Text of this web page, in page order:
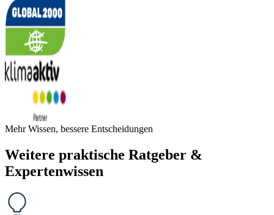
Mehr Wissen, bessere Entscheidungen
Weitere praktische Ratgeber &
Expertenwissen